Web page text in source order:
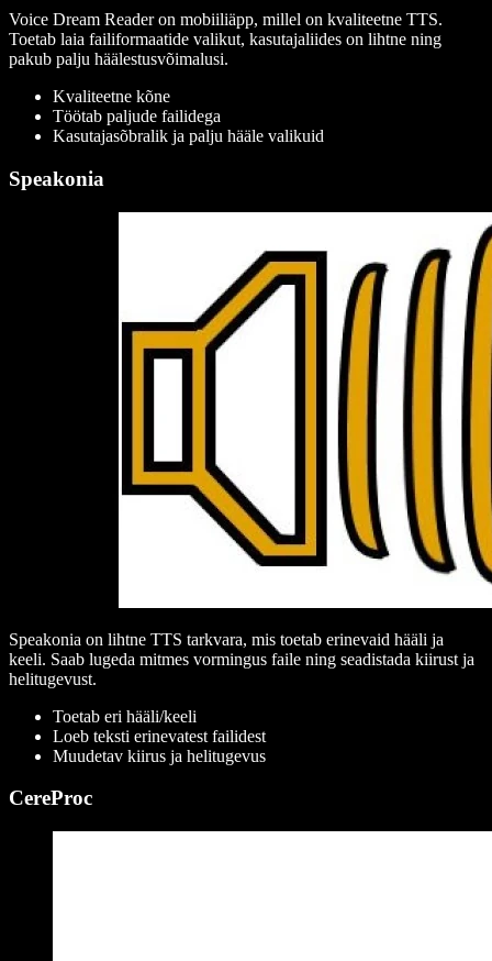
Voice Dream Reader on mobiiliäpp, millel on kvaliteetne TTS.
Toetab laia failiformaatide valikut, kasutajaliides on lihtne ning
pakub palju häälestusvõimalusi.
Kvaliteetne kõne
Töötab paljude failidega
Kasutajasõbralik ja palju hääle valikuid
Speakonia
Speakonia on lihtne TTS tarkvara, mis toetab erinevaid hääli ja
keeli. Saab lugeda mitmes vormingus faile ning seadistada kiirust ja
helitugevust.
Toetab eri hääli/keeli
Loeb teksti erinevatest failidest
Muudetav kiirus ja helitugevus
CereProc